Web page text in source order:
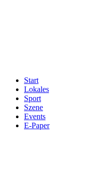
Start
Lokales
Sport
Szene
Events
E-Paper